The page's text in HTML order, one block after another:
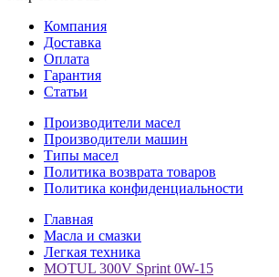
Компания
Доставка
Оплата
Гарантия
Статьи
Производители масел
Производители машин
Типы масел
Политика возврата товаров
Политика конфиденциальности
Главная
Масла и смазки
Легкая техника
MOTUL 300V Sprint 0W-15